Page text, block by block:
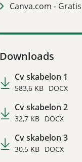
Canva.com -
Downloads
Cv skabelon 1
583,6 KB DOCX
Cv skabelon 2
32,7 KB DOCX
Cv skabelon 3
30,5 KB DOCX